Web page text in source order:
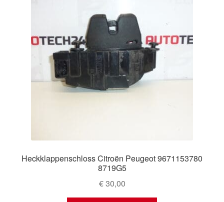
Heckklappenschloss Citroën Peugeot 9671153780
8719G5
€30,00